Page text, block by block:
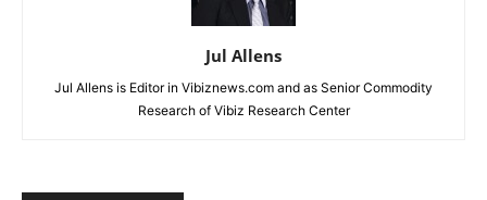
Jul Allens
Jul Allens is Editor in Vibiznews.com and as Senior Commodity
Research of Vibiz Research Center